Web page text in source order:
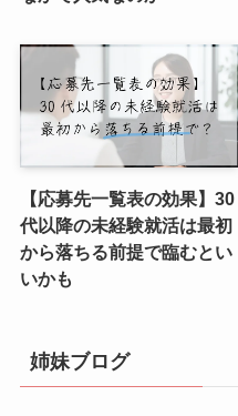
【応募先一覧表の効果】30
代以降の未経験就活は最初
から落ちる前提で臨むとい
いかも
姉妹ブログ